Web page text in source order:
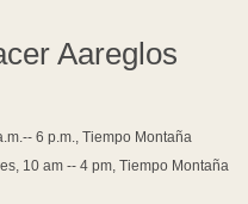
Aareglos
6 p.m., Tiempo Montaña
10 am -- 4 pm, Tiempo Montaña